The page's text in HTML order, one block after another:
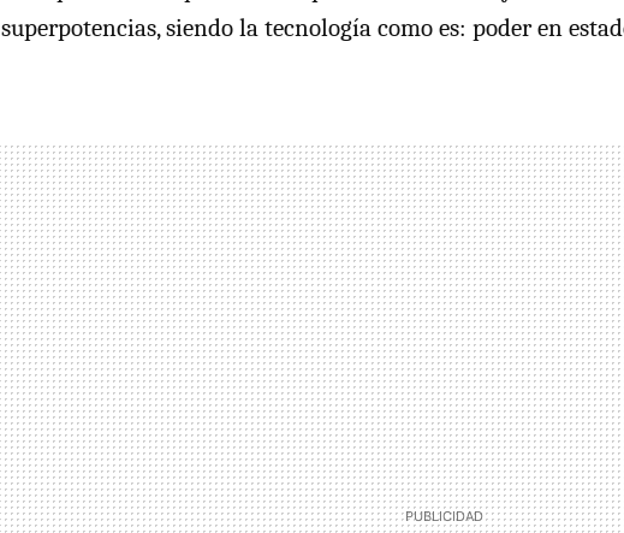
superpotencias, siendo la tecnología como es: poder en